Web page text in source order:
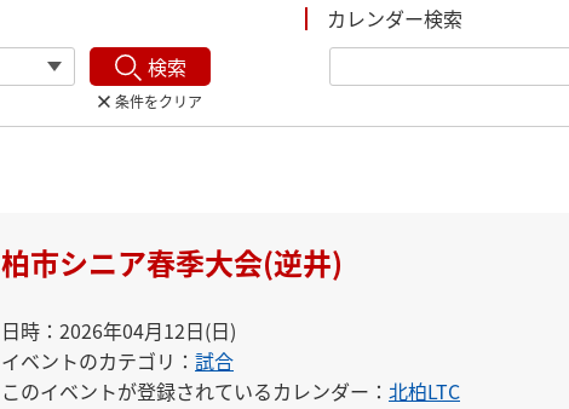
検索
条件をクリア
カレンダー検索
柏市シニア春季大会(逆井)
日時：2026年04月12日(日)
イベントのカテゴリ： 試合
このイベントが登録されているカレンダー： 北柏LTC